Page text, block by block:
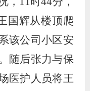
国辉从楼顶爬
该公司小区安
随后张力与保
医护人员将王